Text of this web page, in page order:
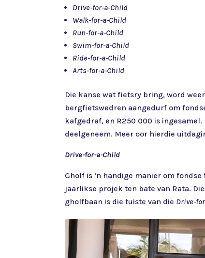
Drive-for-a-Child
Walk-for-a-Child
Run-for-a-Child
Swim-for-a-Child
Ride-for-a-Child
Arts-for-a-Child
Die kanse wat fietsry bring, word
bergfietswedren aangedurf om
kafgedraf, en R250 000 is
deelgeneem. Meer oor hierdie
Drive-for-a-Child
Gholf is ’n handige manier om fondse
jaarlikse projek ten bate van Rata.
gholfbaan is die tuiste van die Drive-